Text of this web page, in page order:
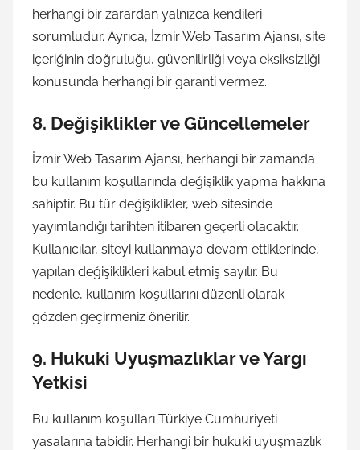
herhangi bir zarardan yalnızca kendileri
sorumludur. Ayrıca, İzmir Web Tasarım Ajansı, site
içeriğinin doğruluğu, güvenilirliği veya eksiksizliği
konusunda herhangi bir garanti vermez.
8. Değişiklikler ve Güncellemeler
İzmir Web Tasarım Ajansı, herhangi bir zamanda
bu kullanım koşullarında değişiklik yapma hakkına
sahiptir. Bu tür değişiklikler, web sitesinde
yayımlandığı tarihten itibaren geçerli olacaktır.
Kullanıcılar, siteyi kullanmaya devam ettiklerinde,
yapılan değişiklikleri kabul etmiş sayılır. Bu
nedenle, kullanım koşullarını düzenli olarak
gözden geçirmeniz önerilir.
9. Hukuki Uyuşmazlıklar ve Yargı
Yetkisi
Bu kullanım koşulları Türkiye Cumhuriyeti
yasalarına tabidir. Herhangi bir hukuki uyuşmazlık